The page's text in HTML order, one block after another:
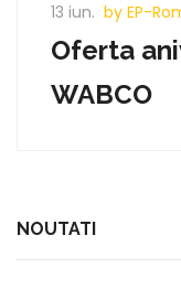
13 iun. by EP-
Oferta
WABCO
NOUTATI